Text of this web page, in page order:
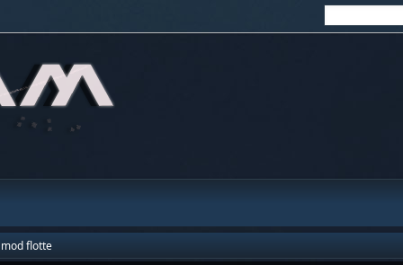
flotte